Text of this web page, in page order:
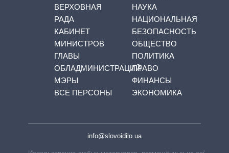
ВЕРХОВНАЯ
РАДА
КАБИНЕТ
МИНИСТРОВ
ГЛАВЫ
ОБЛАДМИНИСТРАЦИЙ
МЭРЫ
ВСЕ ПЕРСОНЫ
НАУКА
НАЦИОНАЛЬНАЯ
БЕЗОПАСНОСТЬ
ОБЩЕСТВО
ПОЛИТИКА
ПРАВО
ФИНАНСЫ
ЭКОНОМИКА
info@slovoidilo.ua